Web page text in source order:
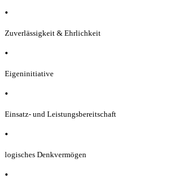
•
Zuverlässigkeit & Ehrlichkeit
•
Eigeninitiative
•
Einsatz- und Leistungsbereitschaft
•
logisches Denkvermögen
•